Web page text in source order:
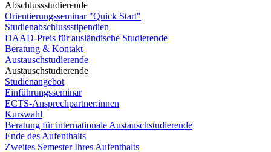
Abschlussstudierende
Orientierungsseminar "Quick Start"
Studienabschlussstipendien
DAAD-Preis für ausländische Studierende
Beratung & Kontakt
Austauschstudierende
Austauschstudierende
Studienangebot
Einführungsseminar
ECTS-Ansprechpartner:innen
Kurswahl
Beratung für internationale Austauschstudierende
Ende des Aufenthalts
Zweites Semester Ihres Aufenthalts